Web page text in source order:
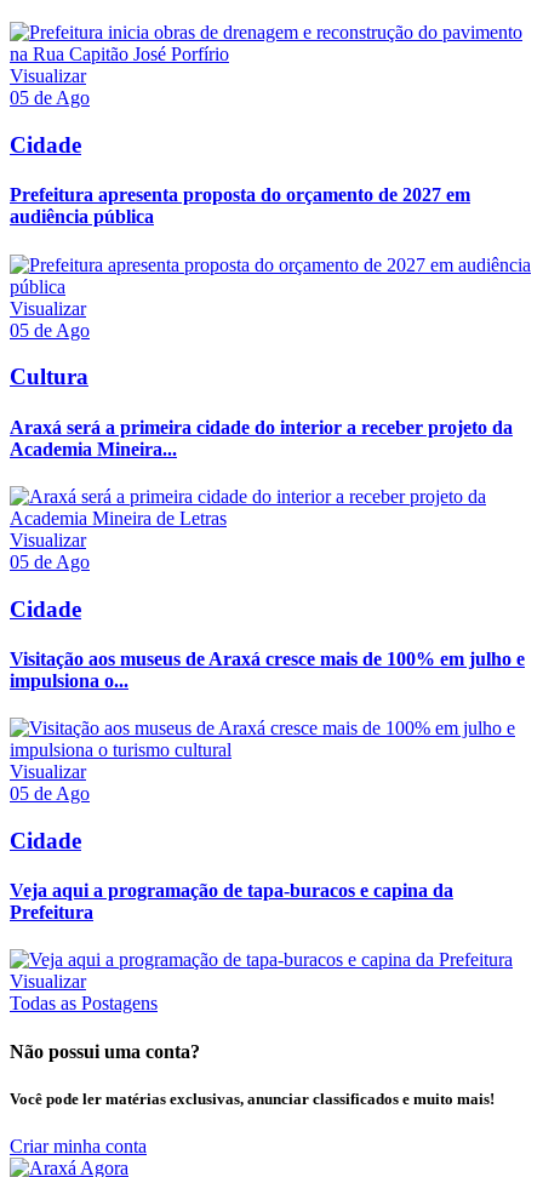
Visualizar
05 de Ago
Cidade
Prefeitura apresenta proposta do orçamento de 2027 em
audiência pública
Visualizar
05 de Ago
Cultura
Araxá será a primeira cidade do interior a receber projeto da
Academia Mineira...
Visualizar
05 de Ago
Cidade
Visitação aos museus de Araxá cresce mais de 100% em julho e
impulsiona o...
Visualizar
05 de Ago
Cidade
Veja aqui a programação de tapa-buracos e capina da
Prefeitura
Visualizar
Todas as Postagens
Não possui uma conta?
Você pode ler matérias exclusivas, anunciar classificados e muito mais!
Criar minha conta